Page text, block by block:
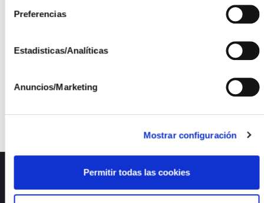
Preferencias
Estadisticas/Analíticas
Anuncios/Marketing
Mostrar configuración
Permitir todas las cookies
permite, entre otras cosas, realizar pruebas de
off-axis y aceptancia angular así como los
en la norma IEC 62108.
Presentación